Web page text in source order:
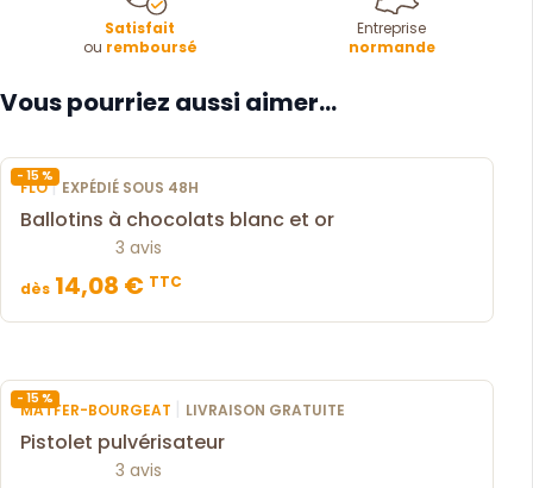
Satisfait
ou remboursé
Entreprise
normande
Vous pourriez aussi aimer...
- 15 %
FLO| EXPÉDIÉ SOUS 48H
Ballotins à chocolats blanc et or
3 avis
dès 14,08 € TTC
- 15 %
MATFER-BOURGEAT | LIVRAISON GRATUITE
Pistolet pulvérisateur
3 avis